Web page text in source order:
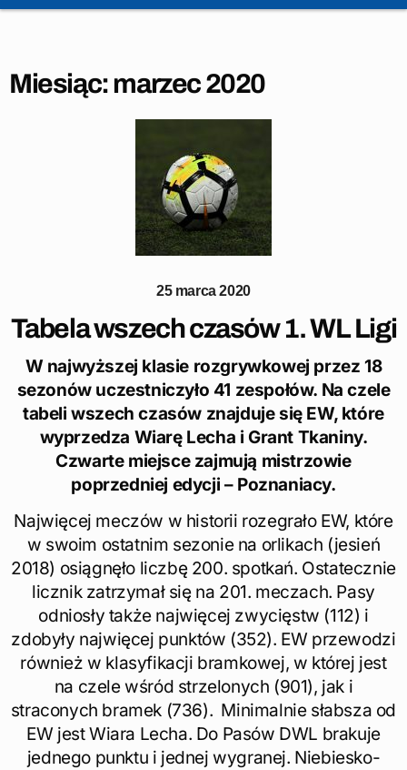
Miesiąc: marzec 2020
25 marca 2020
Tabela wszech czasów 1. WL Ligi
W najwyższej klasie rozgrywkowej przez 18
sezonów uczestniczyło 41 zespołów. Na czele
tabeli wszech czasów znajduje się EW, które
wyprzedza Wiarę Lecha i Grant Tkaniny.
Czwarte miejsce zajmują mistrzowie
poprzedniej edycji – Poznaniacy.
Najwięcej meczów w historii rozegrało EW, które
w swoim ostatnim sezonie na orlikach (jesień
2018) osiągnęło liczbę 200. spotkań. Ostatecznie
licznik zatrzymał się na 201. meczach. Pasy
odniosły także najwięcej zwycięstw (112) i
zdobyły najwięcej punktów (352). EW przewodzi
również w klasyfikacji bramkowej, w której jest
na czele wśród strzelonych (901), jak i
straconych bramek (736). Minimalnie słabsza od
EW jest Wiara Lecha. Do Pasów DWL brakuje
jednego punktu i jednej wygranej. Niebiesko-